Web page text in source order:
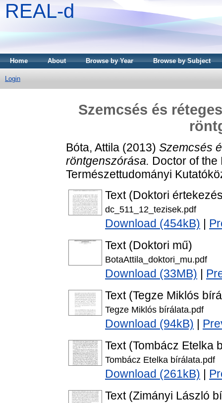
REAL-d
Home About Browse by Year Browse by Subject
Login
Szemcsés és
Bóta, Attila (2013) Szemcsés
röntgenszórása. Doctor of the
Természettudományi
Text (Doktori
dc_511_12_tezisek.pdf
Download (454kB)
Text (Doktori mű)
BotaAttila_doktori_mu.pdf
Download (33MB)
Text (Tegze Miklós
Tegze Miklós bírálata.pdf
Download (94kB)
Text (Tombácz Etelka
Tombácz Etelka bírálata.pdf
Download (261kB)
Text (Zimányi László